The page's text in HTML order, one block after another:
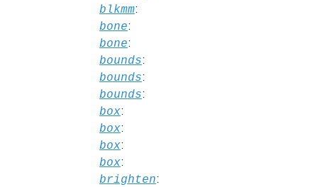
blkmm:
bone:
bone:
bounds:
bounds:
bounds:
box:
box:
box:
box:
brighten: